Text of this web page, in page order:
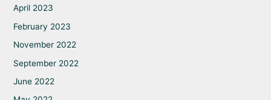
April 2023
February 2023
November 2022
September 2022
June 2022